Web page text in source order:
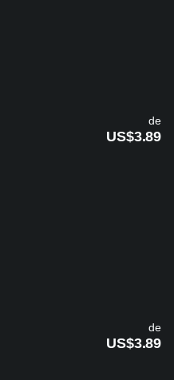
de
US$3.89
de
US$3.89